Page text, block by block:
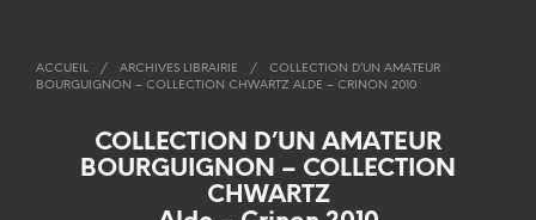
ACCUEIL / ARCHIVES LIBRAIRIE /
COLLECTION D’UN AMATEUR
BOURGUIGNON – COLLECTION CHWARTZ ALDE – CRINON 2010
COLLECTION D’UN AMATEUR
BOURGUIGNON – COLLECTION
CHWARTZ